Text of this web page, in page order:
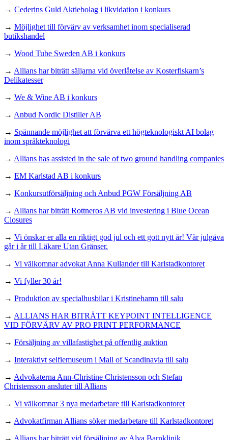
→ Cederins Guld Aktiebolag i likvidation i konkurs
→ Möjlighet till förvärv av verksamhet inom specialiserad
butikshandel
→ Wood Tube Sweden AB i konkurs
→ Allians har biträtt säljarna vid överlåtelse av Kosterfiskarn’s
Delikatesser
→ We & Wine AB i konkurs
→ Anbud Nordic Distiller AB
→ Spännande möjlighet att förvärva ett högteknologiskt AI bolag
inom språkteknologi
→ Allians has assisted in the sale of two ground handling companies
→ EM Karlstad AB i konkurs
→ Konkursutförsäljning och Anbud PGW Försäljning AB
→ Allians har biträtt Rottneros AB vid investering i Blue Ocean
Closures
→ Vi önskar er alla en riktigt god jul och ett gott nytt år! Vår julgåva
går i år till Läkare Utan Gränser.
→ Vi välkomnar advokat Anna Kullander till Karlstadkontoret
→ Vi fyller 30 år!
→ Produktion av specialhusbilar i Kristinehamn till salu
→ ALLIANS HAR BITRÄTT KEYPOINT INTELLIGENCE
VID FÖRVÄRV AV PRO PRINT PERFORMANCE
→ Försäljning av villafastighet på offentlig auktion
→ Interaktivt selfiemuseum i Mall of Scandinavia till salu
→ Advokaterna Ann-Christine Christensson och Stefan
Christensson ansluter till Allians
→ Vi välkomnar 3 nya medarbetare till Karlstadkontoret
→ Advokatfirman Allians söker medarbetare till Karlstadkontoret